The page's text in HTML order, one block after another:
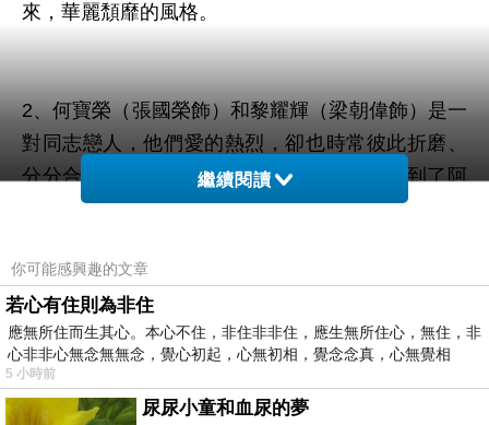
來，華麗頹靡的風格。
2、何寶榮（張國榮飾）和黎耀輝（梁朝偉飾）是一
對同志戀人，他們愛的熱烈，卻也時常彼此折磨、
分分合合。他們需要換個環境而離開香港來到了阿
根廷，何寶榮送給黎耀揮一只檯燈，上頭彩繪著美
有積蓄，他們再一次分手，黎耀輝只好落地打工，
何寶榮則當起小白臉，與當地人士鬼混。他們始終
愛著對方，卻又無法和平相處。後來黎耀輝在打工
之處認識了小張（張震飾），兩人開始一段若有似
無的感情。小張要去世界的盡頭，給了黎耀輝一台
繼續閱讀
你可能感興趣的文章
若心有住則為非住
應無所住而生其心。本心不住，非住非非住，應生無所住心，無住，非
心非非心無念無無念，覺心初起，心無初相，覺念念真，心無覺相
5 小時前
尿尿小童和血尿的夢